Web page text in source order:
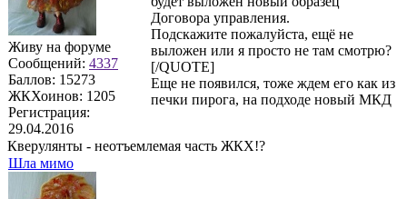
Живу на форуме
Сообщений: 4337
Баллов: 15273
ЖКХоинов: 1205
Регистрация:
29.04.2016
Договора управления.
Подскажите пожалуйста, ещё не
выложен или я просто не там смотрю?
[/QUOTE]
Еще не появился, тоже ждем его как из
печки пирога, на подходе новый МКД
Кверулянты - неотъемлемая часть ЖКХ!?
Шла мимо